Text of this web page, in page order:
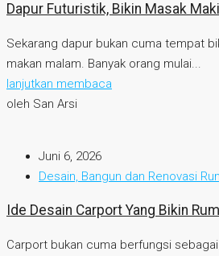
Dapur Futuristik, Bikin Masak
Sekarang dapur bukan cuma tempat
makan malam. Banyak orang mulai...
lanjutkan membaca
oleh San Arsi
Juni 6, 2026
Desain, Bangun dan Renovasi
Ide Desain Carport Yang Bikin
Carport bukan cuma berfungsi